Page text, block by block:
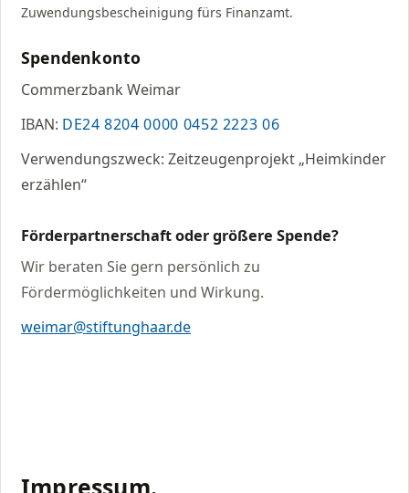
Zuwendungsbescheinigung fürs Finanzamt.
Spendenkonto
Commerzbank Weimar
IBAN: DE24 8204 0000 0452 2223 06
Verwendungszweck: Zeitzeugenprojekt „Heimkinder
erzählen“
Förderpartnerschaft oder größere Spende?
Wir beraten Sie gern persönlich zu
Fördermöglichkeiten und Wirkung.
weimar@stiftunghaar.de
Impressum.